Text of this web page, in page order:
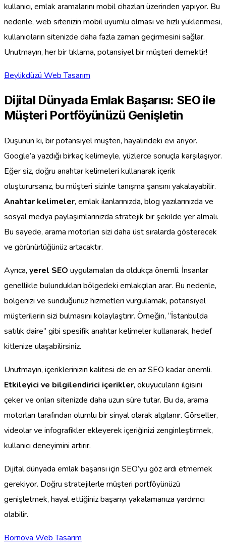
kullanıcı, emlak aramalarını mobil cihazları üzerinden yapıyor. Bu
nedenle, web sitenizin mobil uyumlu olması ve hızlı yüklenmesi,
kullanıcıların sitenizde daha fazla zaman geçirmesini sağlar.
Unutmayın, her bir tıklama, potansiyel bir müşteri demektir!
Beylikdüzü Web Tasarım
Dijital Dünyada Emlak Başarısı: SEO ile
Müşteri Portföyünüzü Genişletin
Düşünün ki, bir potansiyel müşteri, hayalindeki evi arıyor.
Google’a yazdığı birkaç kelimeyle, yüzlerce sonuçla karşılaşıyor.
Eğer siz, doğru anahtar kelimeleri kullanarak içerik
oluşturursanız, bu müşteri sizinle tanışma şansını yakalayabilir.
Anahtar kelimeler, emlak ilanlarınızda, blog yazılarınızda ve
sosyal medya paylaşımlarınızda stratejik bir şekilde yer almalı.
Bu sayede, arama motorları sizi daha üst sıralarda gösterecek
ve görünürlüğünüz artacaktır.
Ayrıca, yerel SEO uygulamaları da oldukça önemli. İnsanlar
genellikle bulundukları bölgedeki emlakçıları arar. Bu nedenle,
bölgenizi ve sunduğunuz hizmetleri vurgulamak, potansiyel
müşterilerin sizi bulmasını kolaylaştırır. Örneğin, “İstanbul’da
satılık daire” gibi spesifik anahtar kelimeler kullanarak, hedef
kitlenize ulaşabilirsiniz.
Unutmayın, içeriklerinizin kalitesi de en az SEO kadar önemli.
Etkileyici ve bilgilendirici içerikler, okuyucuların ilgisini
çeker ve onları sitenizde daha uzun süre tutar. Bu da, arama
motorları tarafından olumlu bir sinyal olarak algılanır. Görseller,
videolar ve infografikler ekleyerek içeriğinizi zenginleştirmek,
kullanıcı deneyimini artırır.
Dijital dünyada emlak başarısı için SEO’yu göz ardı etmemek
gerekiyor. Doğru stratejilerle müşteri portföyünüzü
genişletmek, hayal ettiğiniz başarıyı yakalamanıza yardımcı
olabilir.
Bornova Web Tasarım